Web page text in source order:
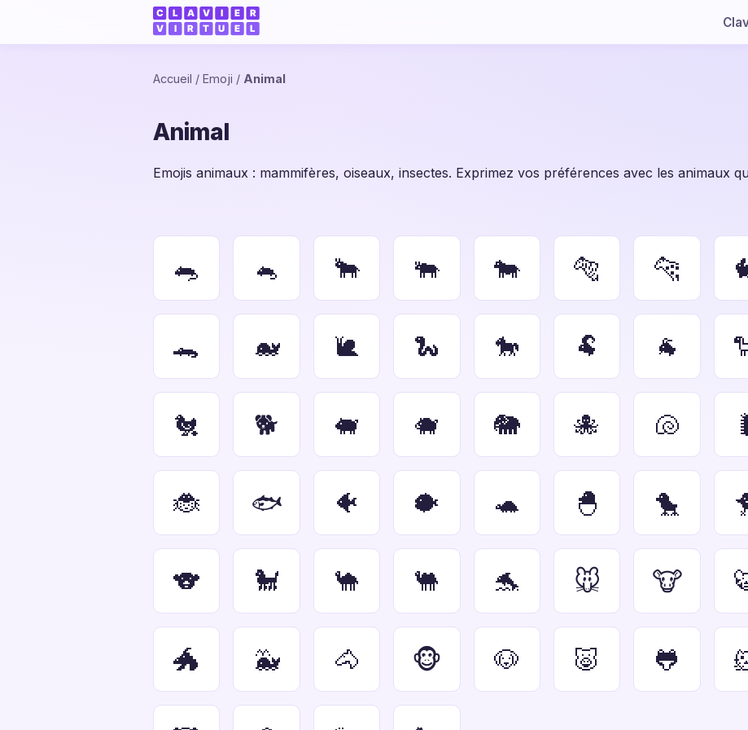
Accueil / Emoji / Animal
Animal
Emojis animaux : mammifères, oiseaux, insectes. Exprimez vos préférences avec les animaux
🐀 🐁 🐂 🐃 🐄 🐅 🐆
🐊 🐋 🐌 🐍 🐎 🐏 🐐
🐔 🐕 🐖 🐗 🐘 🐙 🐚
🐞 🐟 🐠 🐡 🐢 🐣 🐤
🐨 🐩 🐪 🐫 🐬 🐭 🐮
🐲 🐳 🐴 🐵 🐶 🐷 🐸